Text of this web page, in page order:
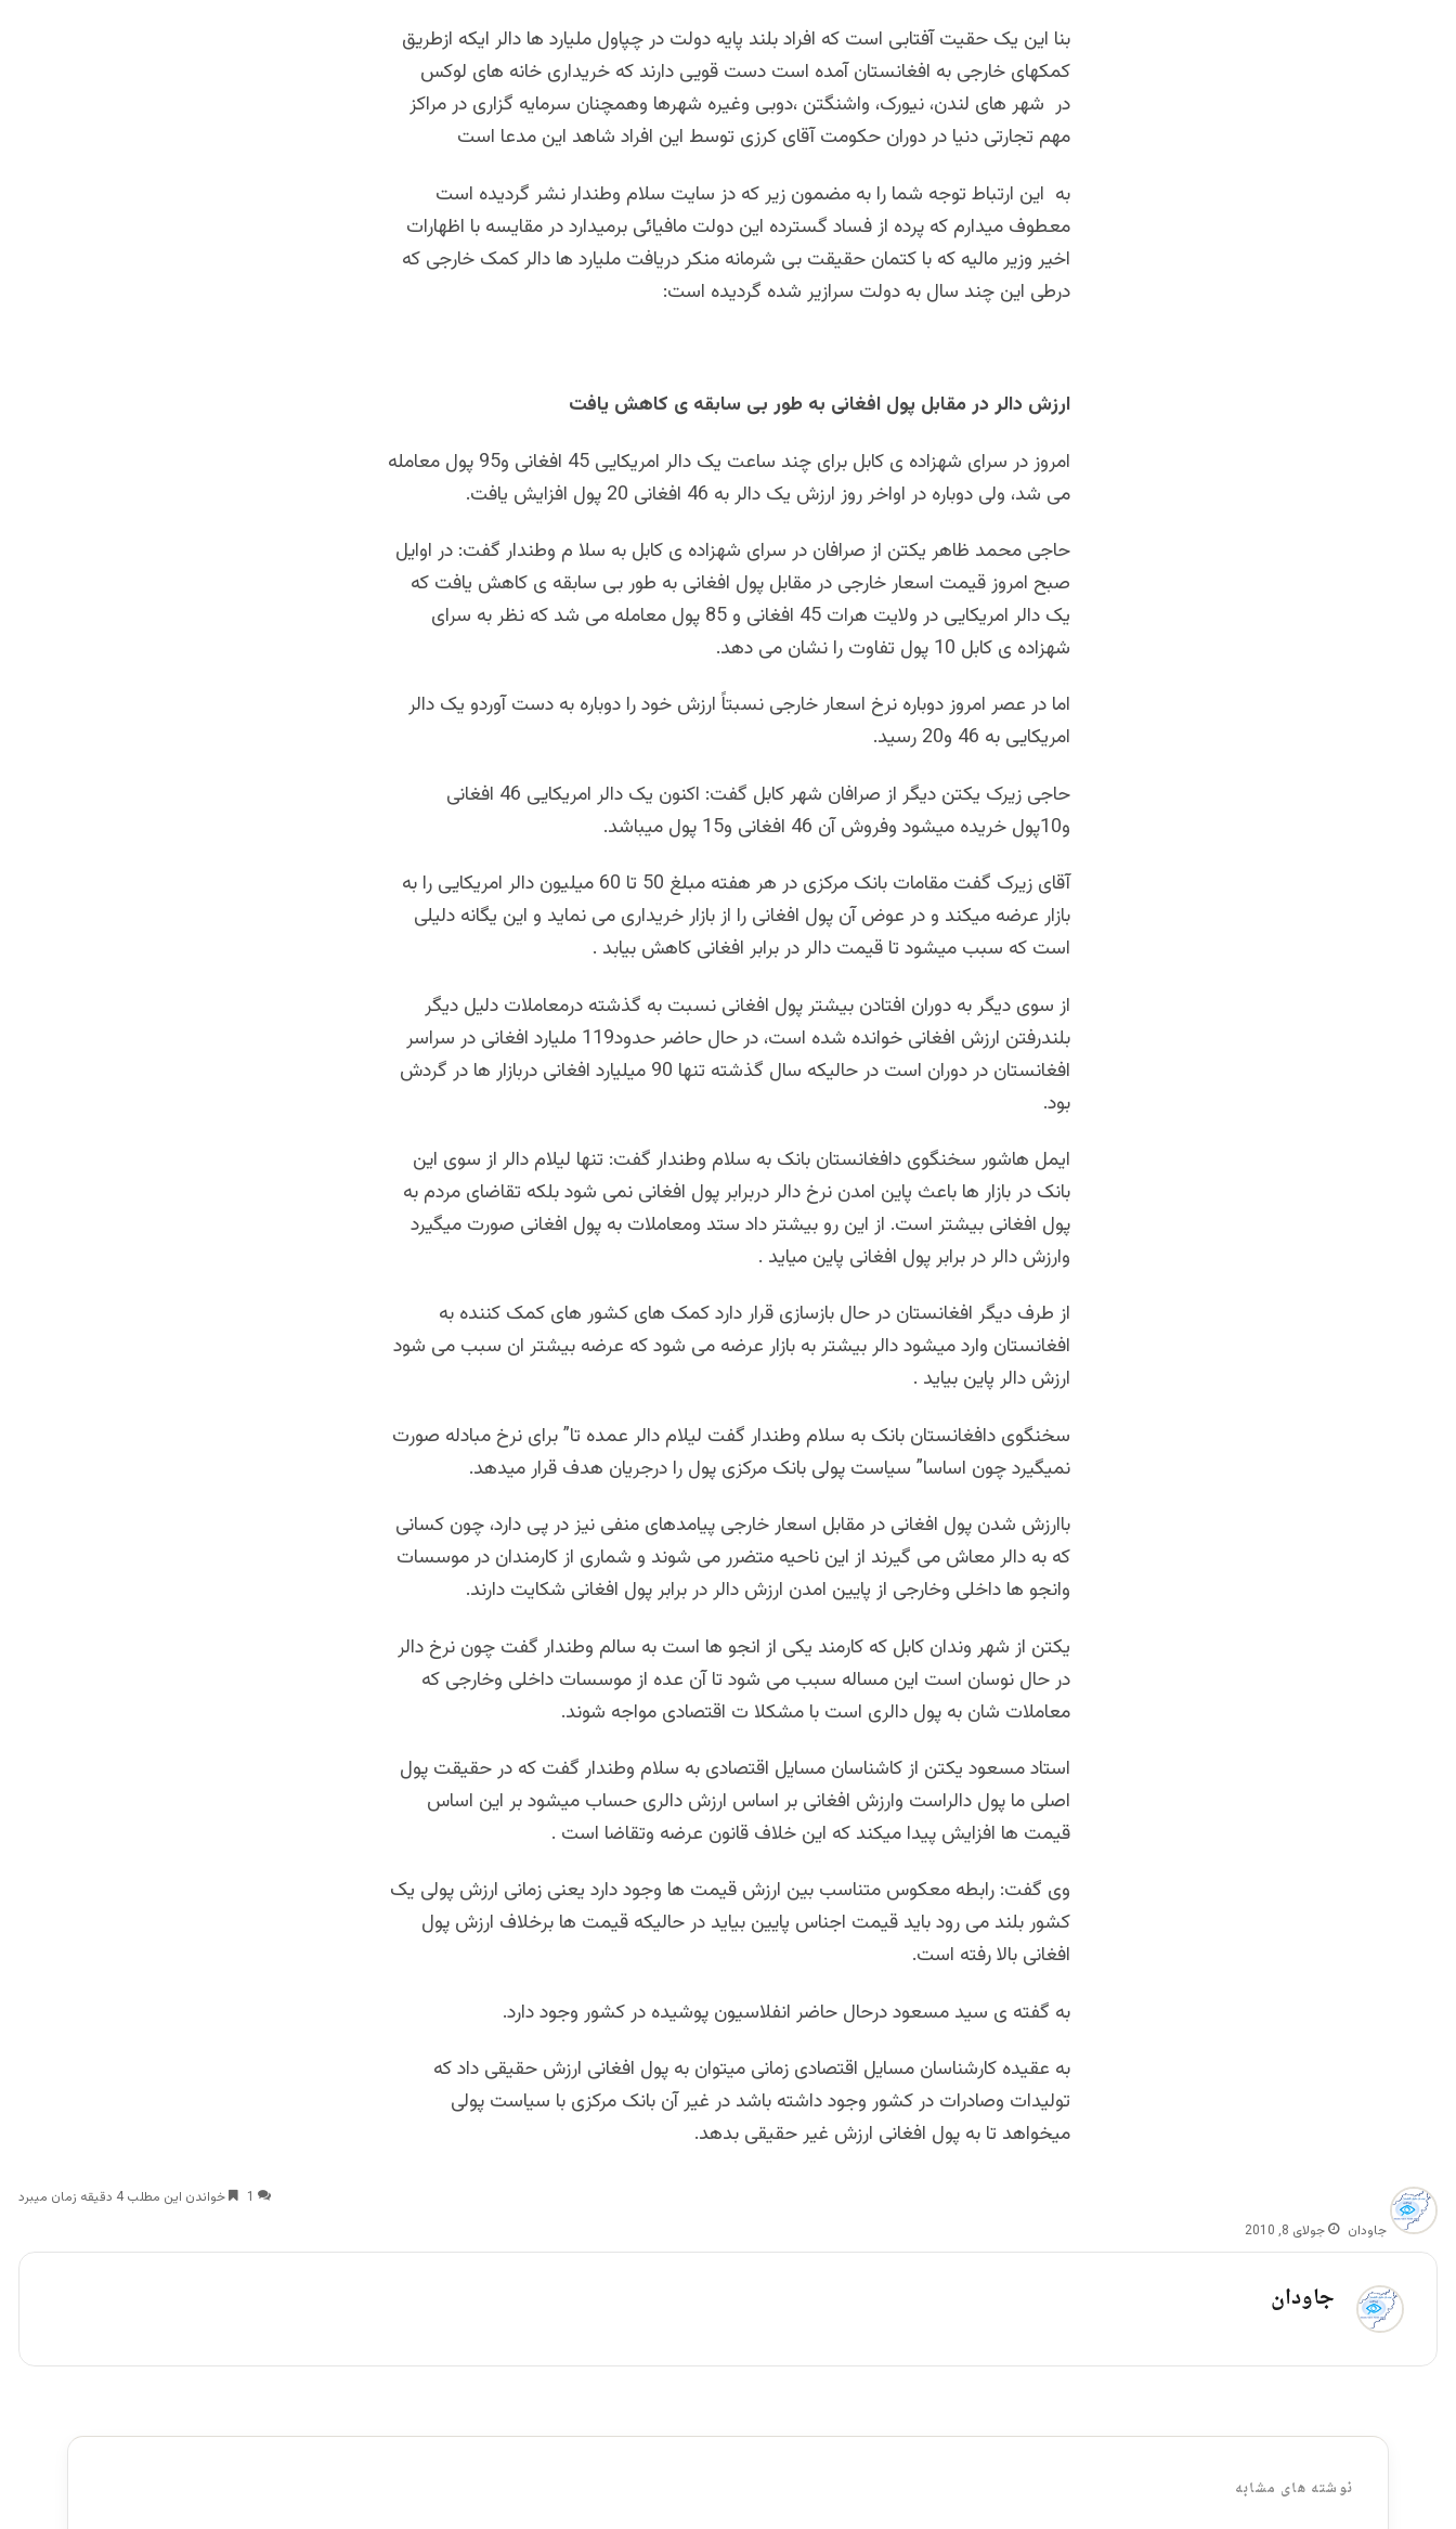
بنا این یک حقیت آفتابی است که افراد بلند پایه دولت در چپاول ملیارد ها دالر ایکه ازطریق
کمکهای خارجی به افغانستان آمده است دست قویی دارند که خریداری خانه های لوکس
در شهر های لندن، نیورک، واشنگتن ،دوبی وغیره شهرها وهمچنان سرمایه گزاری در مراکز
مهم تجارتی دنیا در دوران حکومت آقای کرزی توسط این افراد شاهد این مدعا است
به این ارتباط توجه شما را به مضمون زیر که دز سایت سلام وطندار نشر گردیده است
معطوف میدارم که پرده از فساد گسترده این دولت مافیائی برمیدارد در مقایسه با اظهارات
اخیر وزیر مالیه که با کتمان حقیقت بی شرمانه منکر دریافت ملیارد ها دالر کمک خارجی که
درطی این چند سال به دولت سرازیر شده گردیده است:
ارزش دالر در مقابل پول افغانی به طور بی سابقه ی کاهش یافت
امروز در سرای شهزاده ی کابل برای چند ساعت یک دالر امریکایی 45 افغانی و95 پول معامله
می شد، ولی دوباره در اواخر روز ارزش یک دالر به 46 افغانی 20 پول افزایش یافت.
حاجی محمد ظاهر یکتن از صرافان در سرای شهزاده ی کابل به سلا م وطندار گفت: در اوایل
صبح امروز قیمت اسعار خارجی در مقابل پول افغانی به طور بی سابقه ی کاهش یافت که
یک دالر امریکایی در ولایت هرات 45 افغانی و 85 پول معامله می شد که نظر به سرای
شهزاده ی کابل 10 پول تفاوت را نشان می دهد.
اما در عصر امروز دوباره نرخ اسعار خارجی نسبتاً ارزش خود را دوباره به دست آوردو یک دالر
امریکایی به 46 و20 رسید.
حاجی زیرک یکتن دیگر از صرافان شهر کابل گفت: اکنون یک دالر امریکایی 46 افغانی
و10پول خریده میشود وفروش آن 46 افغانی و15 پول میباشد.
آقای زیرک گفت مقامات بانک مرکزی در هر هفته مبلغ 50 تا 60 میلیون دالر امریکایی را به
بازار عرضه میکند و در عوض آن پول افغانی را از بازار خریداری می نماید و این یگانه دلیلی
است که سبب میشود تا قیمت دالر در برابر افغانی کاهش بیابد .
از سوی دیگر به دوران افتادن بیشتر پول افغانی نسبت به گذشته درمعاملات دلیل دیگر
بلندرفتن ارزش افغانی خوانده شده است، در حال حاضر حدود119 ملیارد افغانی در سراسر
افغانستان در دوران است در حالیکه سال گذشته تنها 90 میلیارد افغانی دربازار ها در گردش
بود.
ایمل هاشور سخنگوی دافغانستان بانک به سلام وطندار گفت: تنها لیلام دالر از سوی این
بانک در بازار ها باعث پاین امدن نرخ دالر دربرابر پول افغانی نمی شود بلکه تقاضای مردم به
پول افغانی بیشتر است. از این رو بیشتر داد ستد ومعاملات به پول افغانی صورت میگیرد
وارزش دالر در برابر پول افغانی پاین میاید .
از طرف دیگر افغانستان در حال بازسازی قرار دارد کمک های کشور های کمک کننده به
افغانستان وارد میشود دالر بیشتر به بازار عرضه می شود که عرضه بیشتر ان سبب می شود
ارزش دالر پاین بیاید .
سخنگوی دافغانستان بانک به سلام وطندار گفت لیلام دالر عمده تا” برای نرخ مبادله صورت
نمیگیرد چون اساسا” سیاست پولی بانک مرکزی پول را درجریان هدف قرار میدهد.
باارزش شدن پول افغانی در مقابل اسعار خارجی پیامدهای منفی نیز در پی دارد، چون کسانی
که به دالر معاش می گیرند از این ناحیه متضرر می شوند و شماری از کارمندان در موسسات
وانجو ها داخلی وخارجی از پایین امدن ارزش دالر در برابر پول افغانی شکایت دارند.
یکتن از شهر وندان کابل که کارمند یکی از انجو ها است به سالم وطندار گفت چون نرخ دالر
در حال نوسان است این مساله سبب می شود تا آن عده از موسسات داخلی وخارجی که
معاملات شان به پول دالری است با مشکلا ت اقتصادی مواجه شوند.
استاد مسعود یکتن از کاشناسان مسایل اقتصادی به سلام وطندار گفت که در حقیقت پول
اصلی ما پول دالراست وارزش افغانی بر اساس ارزش دالری حساب میشود بر این اساس
قیمت ها افزایش پیدا میکند که این خلاف قانون عرضه وتقاضا است .
وی گفت: رابطه معکوس متناسب بین ارزش قیمت ها وجود دارد یعنی زمانی ارزش پولی یک
کشور بلند می رود باید قیمت اجناس پایین بیاید در حالیکه قیمت ها برخلاف ارزش پول
افغانی بالا رفته است.
به گفته ی سید مسعود درحال حاضر انفلاسیون پوشیده در کشور وجود دارد.
به عقیده کارشناسان مسایل اقتصادی زمانی میتوان به پول افغانی ارزش حقیقی داد که
تولیدات وصادرات در کشور وجود داشته باشد در غیر آن بانک مرکزی با سیاست پولی
میخواهد تا به پول افغانی ارزش غیر حقیقی بدهد.
جاودان جولای 8, 2010
1 خواندن این مطلب 4 دقیقه زمان میبرد
جاودان
نوشته های مشابه